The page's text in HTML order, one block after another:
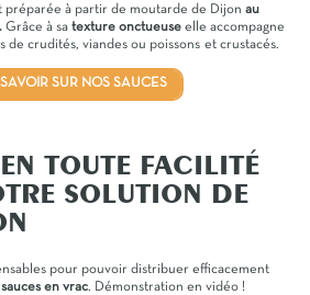
préparée à partir de moutarde de Dijonau
Grâce à satexture onctueuse elle accompagne
de crudités, viandes ou poissons et crustacés.
SAVOIR SUR NOS SAUCES
TOUTE FACILITÉ
SOLUTION DE
pour pouvoir distribuer efficacement
sauces en vrac. Démonstration en vidéo !